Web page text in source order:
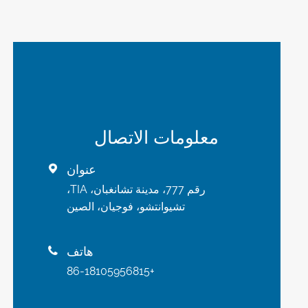
معلومات الاتصال
 عنوان
رقم 777، مدينة تشانغبان، TIA،
تشيوانتشو، فوجيان، الصين
 هاتف
+86-18105956815